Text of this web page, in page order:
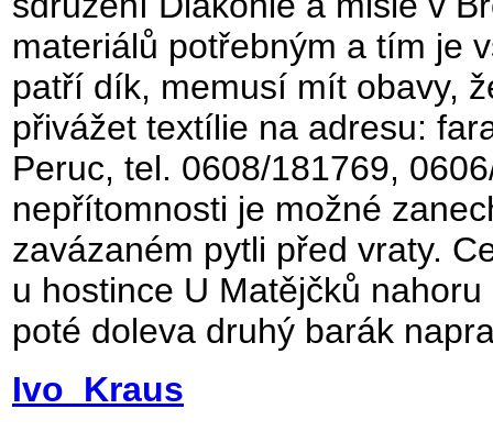
materiálů potřebným a tím je
patří dík, memusí mít obavy,
přivážet textílie na adresu:
Peruc, tel. 0608/181769,
nepřítomnosti je možné
zavázaném pytli před vraty.
u hostince U Matějčků
poté doleva druhý barák
Ivo Kraus